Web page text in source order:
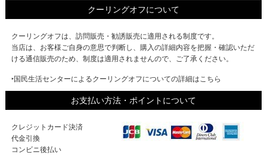
クーリングオフについて
クーリングオフは、訪問販売・勧誘販売に適用される制度です。
当店は、お客様ご自身の意思で判断し、購入の詳細内容を把握・確認いただ
ける通信販売のため、制度は適用されませんので、ご了承ください。
‣国民生活センターによるクーリングオフについての詳細はこちら
お支払い方法・ポイントについて
クレジットカード決済
代金引換
コンビニ後払い